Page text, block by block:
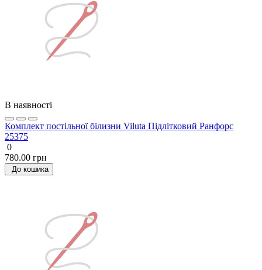
В наявності
Комплект постільної білизни Viluta Підлітковий Ранфорс
25375
0
780.00 грн
До кошика